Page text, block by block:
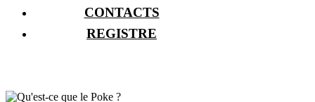
CONTACTS
REGISTRE